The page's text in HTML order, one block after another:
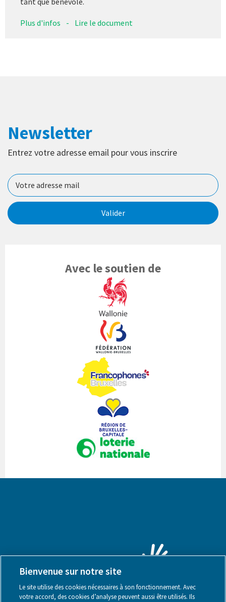
Plus d'infos - Lire le document
Newsletter
Entrez votre adresse email pour vous inscrire
Valider
Avec le soutien de
Bienvenue sur notre site
Le site utilise des cookies nécessaires à son fonctionnement. Avec
votre accord, des cookies d’analyse peuvent aussi être utilisés. Ils